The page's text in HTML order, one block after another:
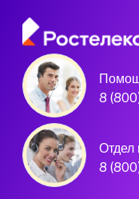
8
Отдел
8
Подключили